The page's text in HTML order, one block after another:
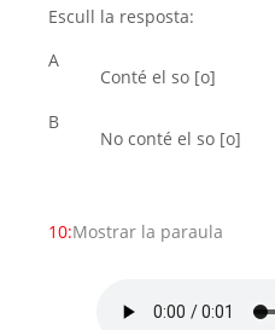
Escull la resposta:
A
Conté el so [o]
B
No conté el so [o]
10:Mostrar la paraula